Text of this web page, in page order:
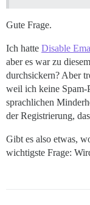
Gute Frage.
Ich hatte Disable
aber es war zu
durchsickern? Aber
weil ich keine Spam-
sprachlichen
der Registrierung,
Gibt es also etwas,
wichtigste Frage: